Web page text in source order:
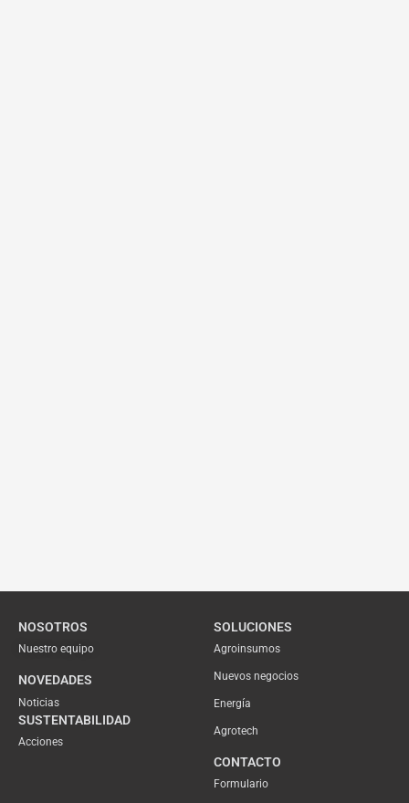
NOSOTROS
Nuestro equipo
NOVEDADES
Noticias
SUSTENTABILIDAD
Acciones
SOLUCIONES
Agroinsumos
Nuevos negocios
Energía
Agrotech
CONTACTO
Formulario